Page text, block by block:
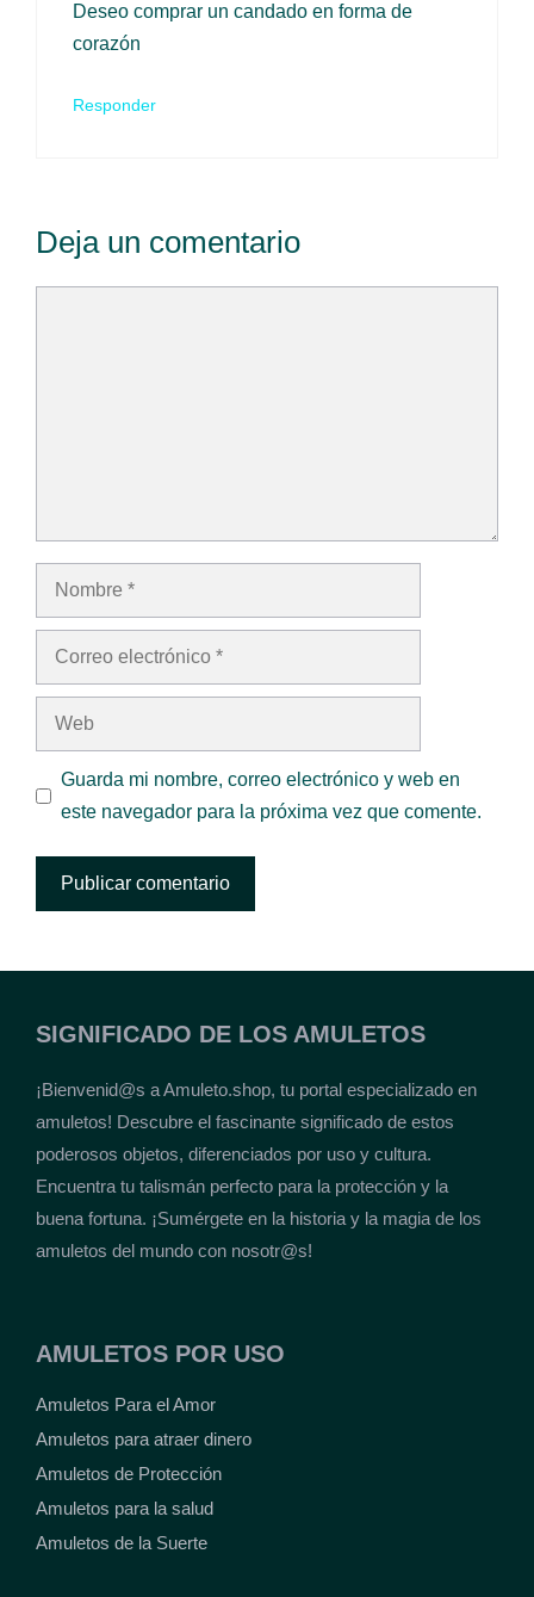
Deseo comprar un candado en forma de
corazón
Responder
Deja un comentario
Nombre
Correo
Web
Guarda mi nombre, correo electrónico y web en
este navegador para la próxima vez que comente.
SIGNIFICADO DE LOS AMULETOS
¡Bienvenid@s a Amuleto.shop, tu portal especializado en
amuletos! Descubre el fascinante significado de estos
poderosos objetos, diferenciados por uso y cultura.
Encuentra tu talismán perfecto para la protección y la
buena fortuna. ¡Sumérgete en la historia y la magia de los
amuletos del mundo con nosotr@s!
AMULETOS POR USO
Amuletos Para el Amor
Amuletos para atraer dinero
Amuletos de Protección
Amuletos para la salud
Amuletos de la Suerte